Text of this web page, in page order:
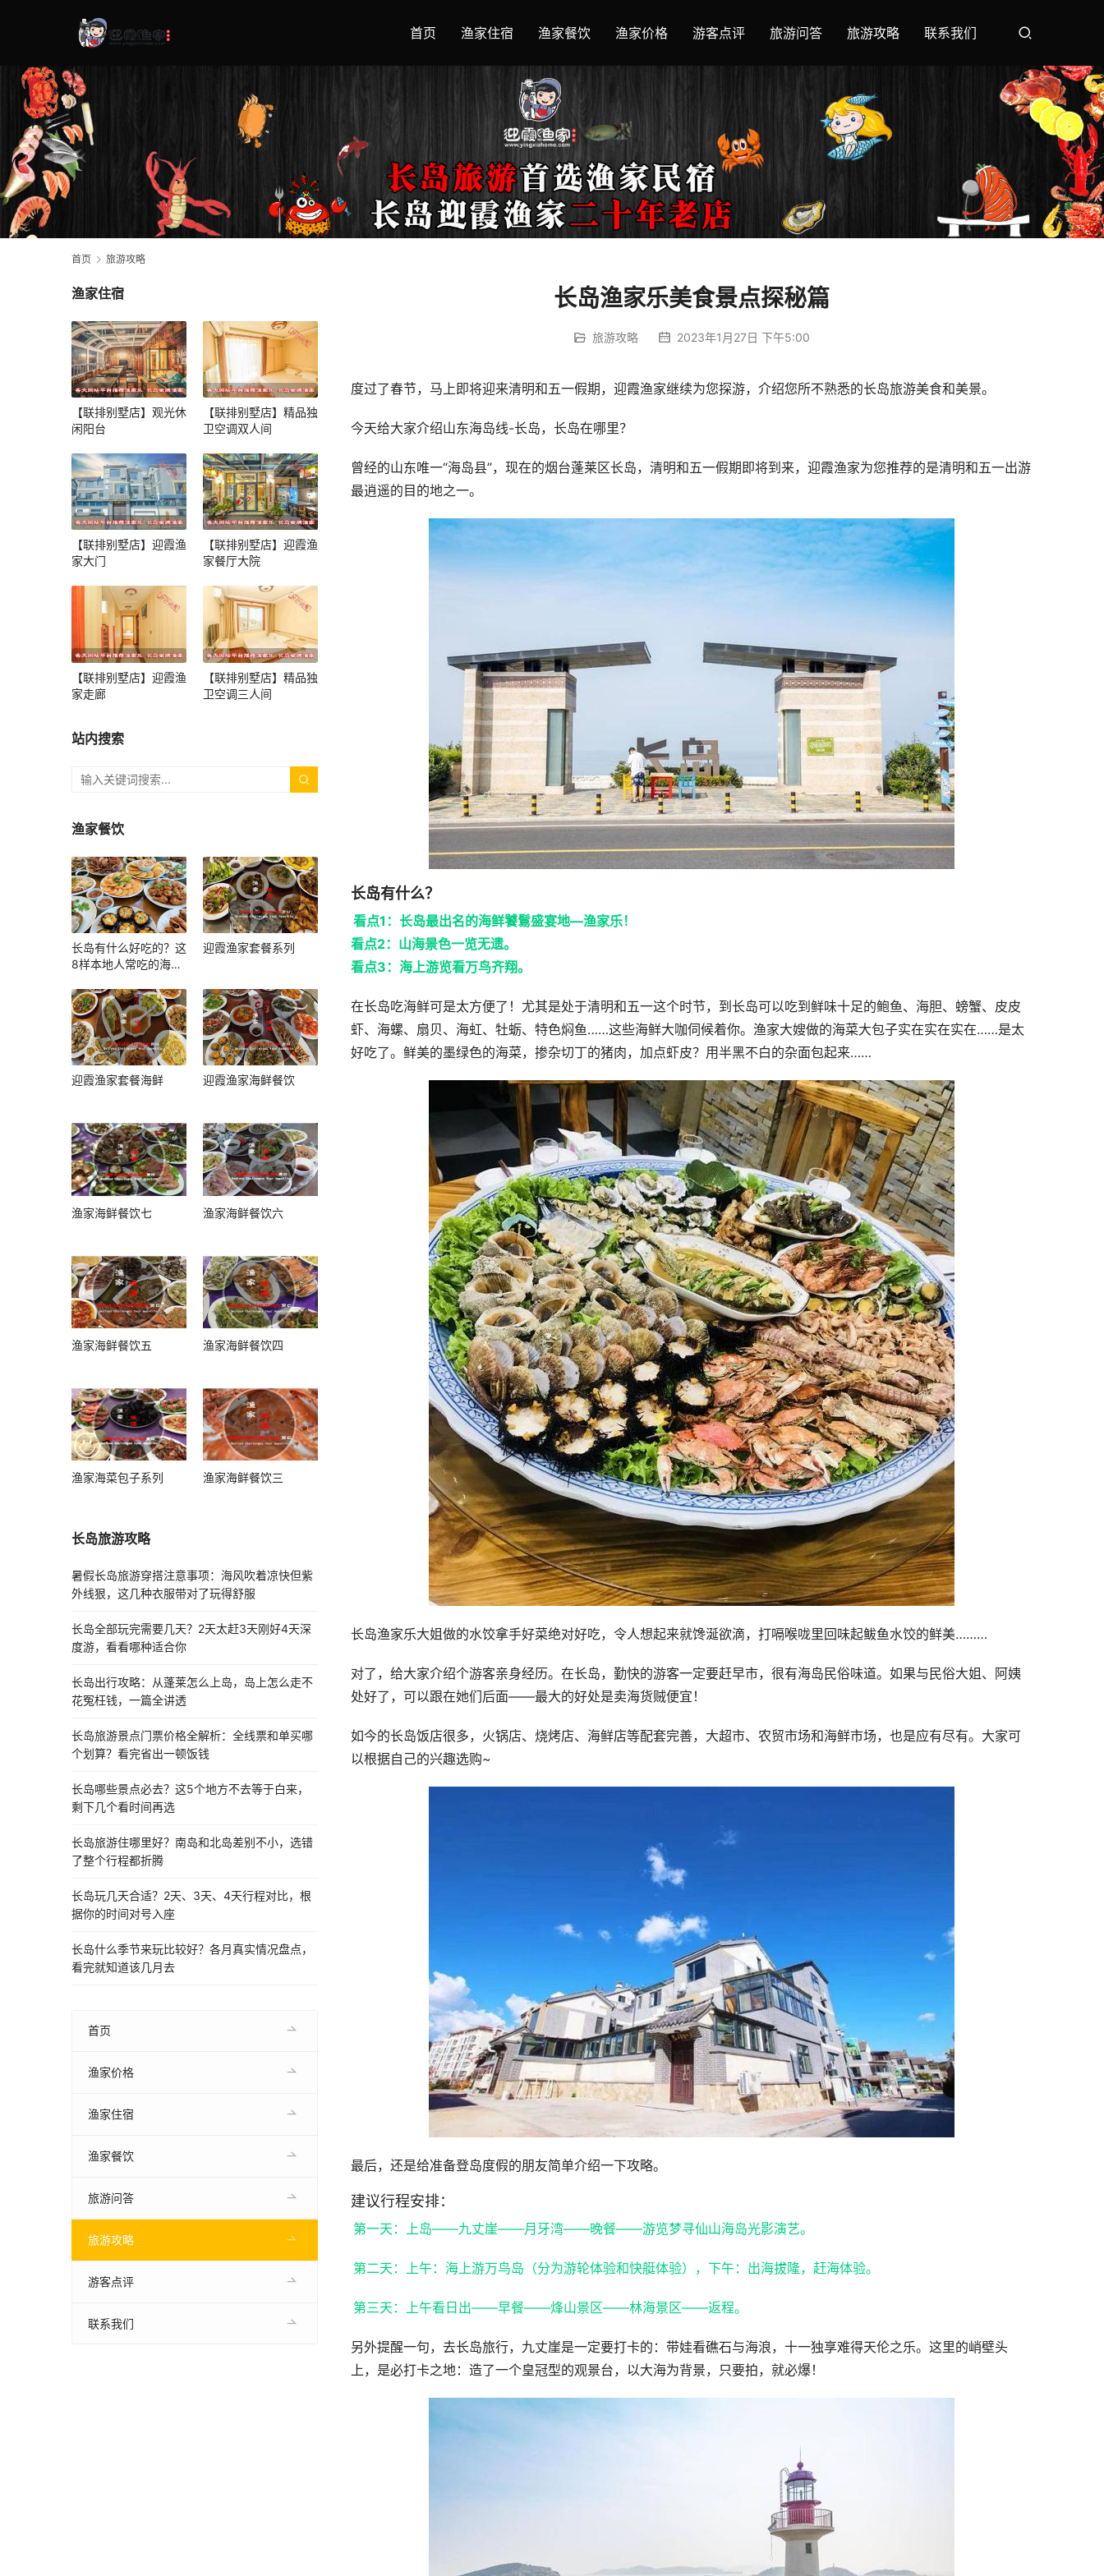
首页 渔家住宿 渔家餐饮 渔家价格 游客点评 旅游问答 旅游攻略 联系我们
首页 旅游攻略
长岛渔家乐美食景点探秘篇
旅游攻略 2023年1月27日 下午5:00
度过了春节，马上即将迎来清明和五一假期，迎霞渔家继续为您探游，介绍您所不熟悉的长岛旅游美食和美景。
今天给大家介绍山东海岛线-长岛，长岛在哪里？
曾经的山东唯一“海岛县”，现在的烟台蓬莱区长岛，清明和五一假期即将到来，迎霞渔家为您推荐的是清明和五一出游
最逍遥的目的地之一。
长岛有什么？
看点1：长岛最出名的海鲜饕鬄盛宴地—渔家乐！
看点2：山海景色一览无遗。
看点3：海上游览看万鸟齐翔。
在长岛吃海鲜可是太方便了！尤其是处于清明和五一这个时节，到长岛可以吃到鲜味十足的鲍鱼、海胆、螃蟹、皮皮
虾、海螺、扇贝、海虹、牡蛎、特色焖鱼……这些海鲜大咖伺候着你。渔家大嫂做的海菜大包子实在实在实在……是太
好吃了。鲜美的墨绿色的海菜，掺杂切丁的猪肉，加点虾皮？用半黑不白的杂面包起来……
长岛渔家乐大姐做的水饺拿手好菜绝对好吃，令人想起来就馋涎欲滴，打嗝喉咙里回味起鲅鱼水饺的鲜美………
对了，给大家介绍个游客亲身经历。在长岛，勤快的游客一定要赶早市，很有海岛民俗味道。如果与民俗大姐、阿姨
处好了，可以跟在她们后面——最大的好处是卖海货贼便宜！
如今的长岛饭店很多，火锅店、烧烤店、海鲜店等配套完善，大超市、农贸市场和海鲜市场，也是应有尽有。大家可
以根据自己的兴趣选购~
最后，还是给准备登岛度假的朋友简单介绍一下攻略。
建议行程安排：
第一天：上岛——九丈崖——月牙湾——晚餐——游览梦寻仙山海岛光影演艺。
第二天：上午：海上游万鸟岛（分为游轮体验和快艇体验），下午：出海拔隆，赶海体验。
第三天：上午看日出——早餐——烽山景区——林海景区——返程。
另外提醒一句，去长岛旅行，九丈崖是一定要打卡的：带娃看礁石与海浪，十一独享难得天伦之乐。这里的峭壁头
上，是必打卡之地：造了一个皇冠型的观景台，以大海为背景，只要拍，就必爆！
渔家住宿
【联排别墅店】观光休
闲阳台
【联排别墅店】精品独
卫空调双人间
【联排别墅店】迎霞渔
家大门
【联排别墅店】迎霞渔
家餐厅大院
【联排别墅店】迎霞渔
家走廊
【联排别墅店】精品独
卫空调三人间
站内搜索
渔家餐饮
长岛有什么好吃的？这
8样本地人常吃的海鲜
对了
迎霞渔家套餐系列
迎霞渔家套餐海鲜 迎霞渔家海鲜餐饮
渔家海鲜餐饮七 渔家海鲜餐饮六
渔家海鲜餐饮五 渔家海鲜餐饮四
渔家海菜包子系列 渔家海鲜餐饮三
长岛旅游攻略
暑假长岛旅游穿搭注意事项：海风吹着凉快但紫
外线狠，这几种衣服带对了玩得舒服
长岛全部玩完需要几天？2天太赶3天刚好4天深
度游，看看哪种适合你
长岛出行攻略：从蓬莱怎么上岛，岛上怎么走不
花冤枉钱，一篇全讲透
长岛旅游景点门票价格全解析：全线票和单买哪
个划算？看完省出一顿饭钱
长岛哪些景点必去？这5个地方不去等于白来，
剩下几个看时间再选
长岛旅游住哪里好？南岛和北岛差别不小，选错
了整个行程都折腾
长岛玩几天合适？2天、3天、4天行程对比，根
据你的时间对号入座
长岛什么季节来玩比较好？各月真实情况盘点，
看完就知道该几月去
首页
渔家价格
渔家住宿
渔家餐饮
旅游问答
旅游攻略
游客点评
联系我们